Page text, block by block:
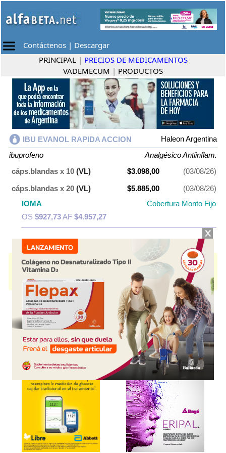
Contáctenos | Descargar
PRINCIPAL | PRECIOS DE MEDICAMENTOS
VADEMECUM | PRODUCTOS
IBU EVANOL RAPIDA ACCION
Haleon Argentina
ibuprofeno
Analgésico Antiinflam.
cáps.blandas x 10 (VL) $3.098,00
(03/08/26)
cáps.blandas x 20 (VL) $5.885,00
(03/08/26)
IOMA
Cobertura Monto Fijo
OS $927,73AF $4.957,27
IBU EVANOL RAPIDA ACCIONcontiene ibuprofenoy se indica como
Analgésico Antiinflam.
Haleon Argentina
y cuenta con
2 presentaciones disponibles.
Explorar más
Otros productos con ibuprofeno
Otros productos deHaleon Argentina